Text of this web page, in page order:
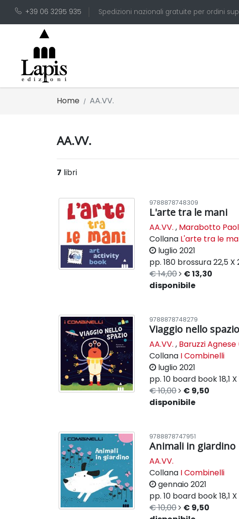
+39 06 3295 935 Spedizioni nazionali gratuite per ordini
Home AA.VV.
AA.VV.
7 libri
9788878748309
L'arte tra le mani
AA.VV. , Marabotto
Collana L'arte tra le
luglio 2021
pp. 180 brossura22,5 X
€ 14,00
€ 13,30
disponibile
9788878748279
Viaggio nello spazio
AA.VV. , Baruzzi Agnese
Collana I Combinelli
luglio 2021
pp. 10 board book18,1
€ 10,00
€ 9,50
disponibile
9788878747951
Animali in giardino
AA.VV.
Collana I Combinelli
gennaio 2021
pp. 10 board book18,1
€ 10,00
€ 9,50